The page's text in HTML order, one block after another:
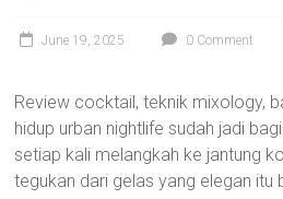
June 19, 2025 0 Comment
Review cocktail, teknik mixology,
hidup urban nightlife sudah jadi
setiap kali melangkah ke jantung
tegukan dari gelas yang elegan itu